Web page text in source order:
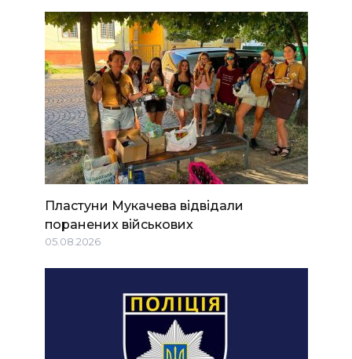
Пластуни Мукачева відвідали
поранених військових
05.08.2026